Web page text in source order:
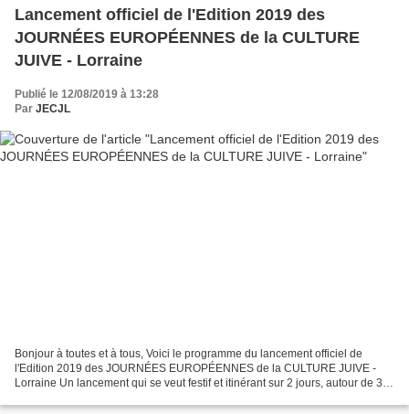
Lancement officiel de l'Edition 2019 des
JOURNÉES EUROPÉENNES de la CULTURE
JUIVE - Lorraine
Publié le 12/08/2019 à 13:28
Par JECJL
Bonjour à toutes et à tous, Voici le programme du lancement officiel de
l'Edition 2019 des JOURNÉES EUROPÉENNES de la CULTURE JUIVE -
Lorraine Un lancement qui se veut festif et itinérant sur 2 jours, autour de 3